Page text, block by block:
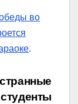
во
.
студенты